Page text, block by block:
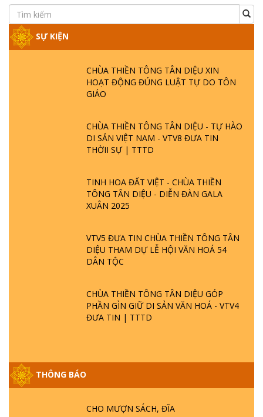
SỰ KIỆN
CHÙA THIỀN TÔNG TÂN DIỆU XIN
HOẠT ĐỘNG ĐÚNG LUẬT TỰ DO TÔN
GIÁO
CHÙA THIỀN TÔNG TÂN DIỆU - TỰ HÀO
DI SẢN VIỆT NAM - VTV8 ĐƯA TIN
THỜII SỰ | TTTD
TINH HOA ĐẤT VIỆT - CHÙA THIỀN
TÔNG TÂN DIỆU - DIỄN ĐÀN GALA
XUÂN 2025
VTV5 ĐƯA TIN CHÙA THIỀN TÔNG TÂN
DIỆU THAM DỰ LỄ HỘI VĂN HOÁ 54
DÂN TỘC
CHÙA THIỀN TÔNG TÂN DIỆU GÓP
PHẦN GÌN GIỮ DI SẢN VĂN HOÁ - VTV4
ĐƯA TIN | TTTD
THÔNG BÁO
CHO MƯỢN SÁCH, ĐĨA
HỘI GÌ? TỬ VÌ ĐẠO